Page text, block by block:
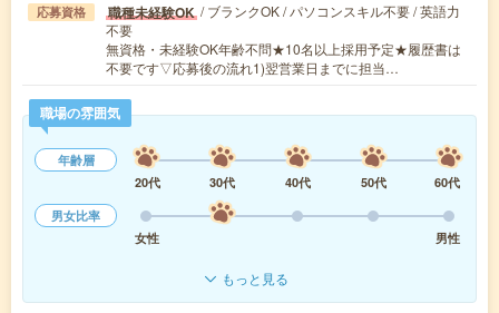
応募資格 職種未経験OK / ブランクOK / パソコンスキル不要 / 英語力
不要
無資格・未経験OK年齢不問★10名以上採用予定★履歴書は
不要です▽応募後の流れ1)翌営業日までに担当…
職場の雰囲気
年齢層
20代
30代 40代 50代
60代
男女比率
女性
男性
もっと見る